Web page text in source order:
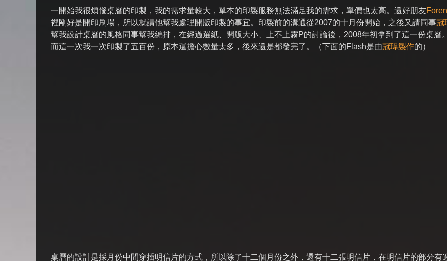
一開始我很煩惱桌曆的印製，我的需求量較大，單本的印製服務無法滿足我的需求，單價也太高。還好朋友Foren
裡剛好是開印刷場，所以就請他幫我處理開版印製的事宜。印製前的溝通從2007的十月份開始，之後又請同事冠
幫我設計桌曆的風格同事幫我編排，在經過選紙、開版大小、上不上霧P的討論後，2008年初拿到了這一份桌曆
而這一次我一次印製了五百份，原本還擔心數量太多，後來還是都發完了。（下面的Flash是由冠瑋製作的）
桌曆的設計是採月份中間穿插明信片的方式，所以除了十二個月份之外，還有十二張明信片，在明信片的部分有